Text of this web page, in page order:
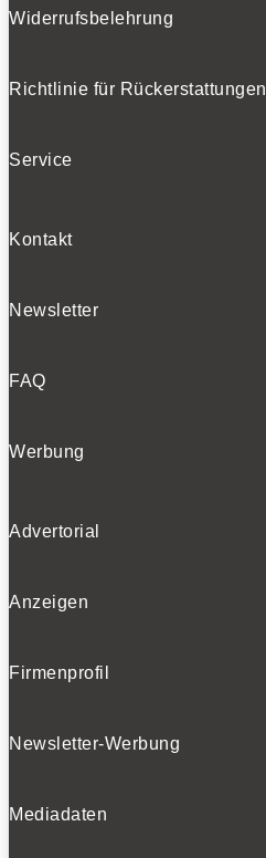
Widerrufsbelehrung
Richtlinie für Rückerstattungen
Service
Kontakt
Newsletter
FAQ
Werbung
Advertorial
Anzeigen
Firmenprofil
Newsletter-Werbung
Mediadaten